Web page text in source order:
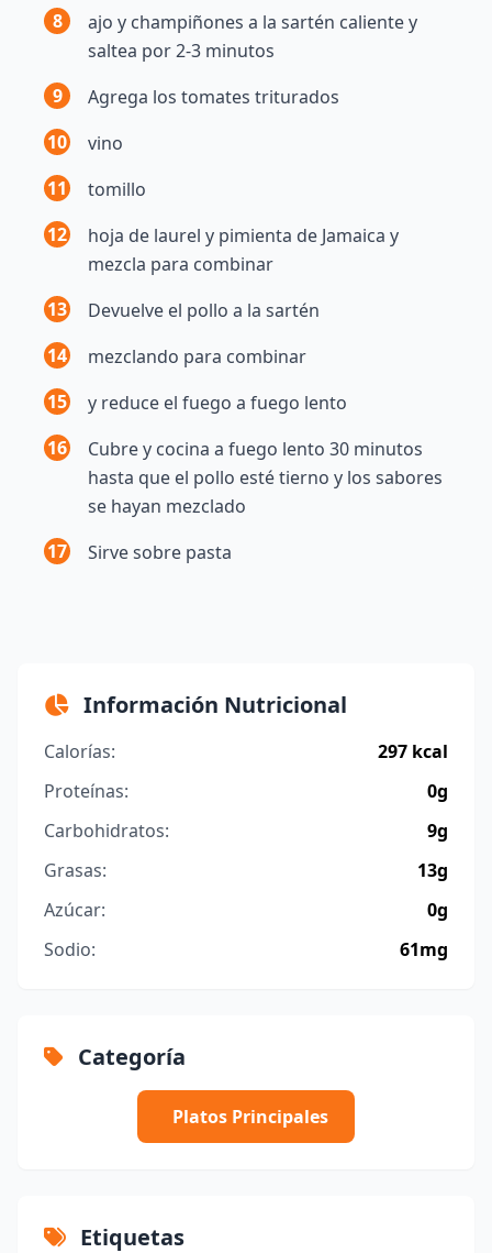
8
ajo y champiñones a la sartén caliente y
saltea por 2-3 minutos
9
Agrega los tomates triturados
10
vino
11
tomillo
12
hoja de laurel y pimienta de Jamaica y
mezcla para combinar
13
Devuelve el pollo a la sartén
14
mezclando para combinar
15
y reduce el fuego a fuego lento
16
Cubre y cocina a fuego lento 30 minutos
hasta que el pollo esté tierno y los sabores
se hayan mezclado
17
Sirve sobre pasta
Información Nutricional
Calorías:
297 kcal
Proteínas:
0g
Carbohidratos:
9g
Grasas:
13g
Azúcar:
0g
Sodio:
61mg
Categoría
Platos Principales
Etiquetas